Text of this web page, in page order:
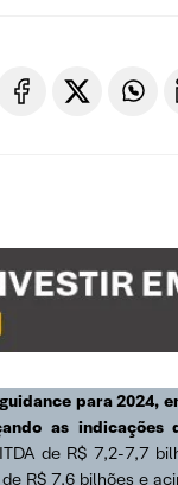
para 2024,
as indicações
de R$ 7,2-7,7
R$ 7,6 bilhões e